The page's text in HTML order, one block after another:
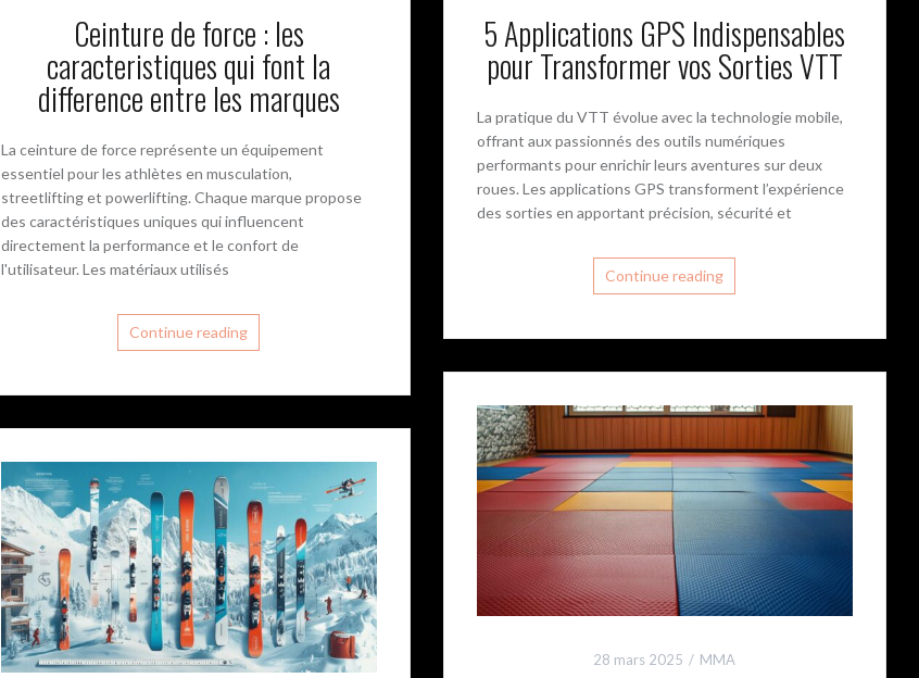
Ceinture de force : les
caracteristiques qui font la
difference entre les marques
La ceinture de force représente un équipement
essentiel pour les athlètes en musculation,
streetlifting et powerlifting. Chaque marque propose
des caractéristiques uniques qui influencent
directement la performance et le confort de
l'utilisateur. Les matériaux utilisés
Continue reading
5 Applications GPS Indispensables
pour Transformer vos Sorties VTT
La pratique du VTT évolue avec la technologie mobile,
offrant aux passionnés des outils numériques
performants pour enrichir leurs aventures sur deux
roues. Les applications GPS transforment l’expérience
des sorties en apportant précision, sécurité et
Continue reading
28 mars 2025 MMA